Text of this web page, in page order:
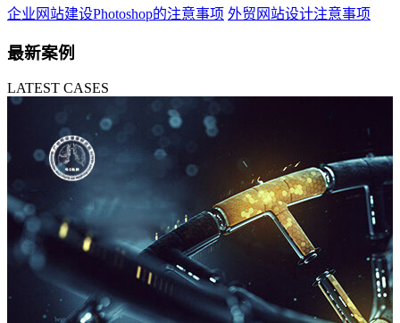
企业网站建设Photoshop的注意事项 外贸网站设计注意事项
最新案例
LATEST CASES